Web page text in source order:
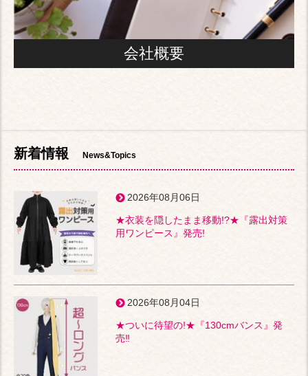
会社概要
新着情報 News&Topics
2026年08月06日
★衣装を隠したまま移動!?★『露出対策
用ワンピース』発売!
2026年08月04日
★ついに待望の!★『130cmバンス』発
売‼